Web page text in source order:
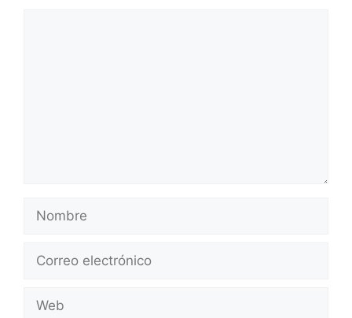
Nombre
Correo
Web